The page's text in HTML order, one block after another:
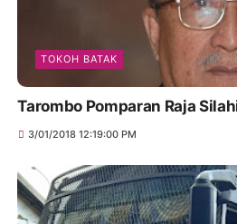
TOKOH BATAK
Tarombo Pomparan Raja
3/01/2018 12:19:00 PM